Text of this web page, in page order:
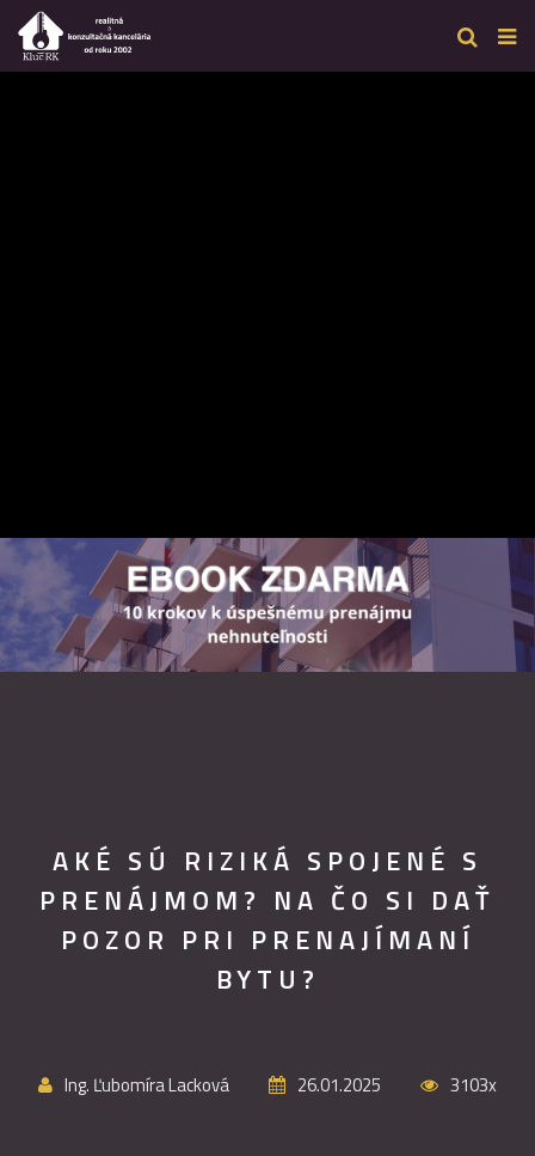
AKÉ SÚ RIZIKÁ SPOJENÉ S
PRENÁJMOM? NA ČO SI DAŤ
POZOR PRI PRENAJÍMANÍ
BYTU?
Ing. Ľubomíra Lacková 26.01.2025 3103x